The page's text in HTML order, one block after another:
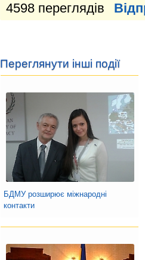
4598 переглядів
Переглянути інші події
БДМУ розширює міжнародні
контакти